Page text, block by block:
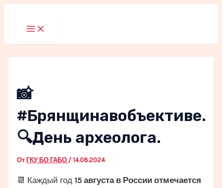
Main
Menu
📸
#Брянщинавобъективе.
🔍День археолога.
ОтГКУ БО ГАБО /14.08.2024
📆 Каждый год 15 августа в России отмечается